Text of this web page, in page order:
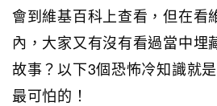
會到維基百科上查看，但在看
內，大家又有沒有看過當中埋
故事？以下3個恐怖冷知識就
最可怕的！